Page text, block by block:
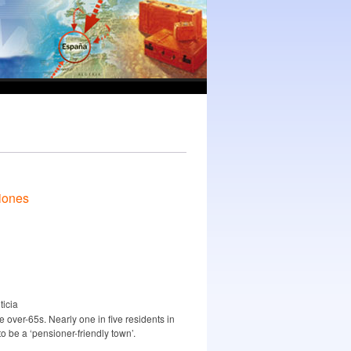
65s. Nearly one in five residents in
a ‘pensioner-friendly town’.